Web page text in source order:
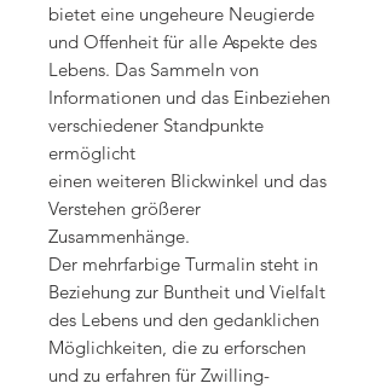
bietet eine ungeheure Neugierde
und Offenheit für alle Aspekte des
Lebens. Das Sammeln von
Informationen und das Einbeziehen
verschiedener Standpunkte
ermöglicht
einen weiteren Blickwinkel und das
Verstehen größerer
Zusammenhänge.
Der mehrfarbige Turmalin steht in
Beziehung zur Buntheit und Vielfalt
des Lebens und den gedanklichen
Möglichkeiten, die zu erforschen
und zu erfahren für Zwilling-